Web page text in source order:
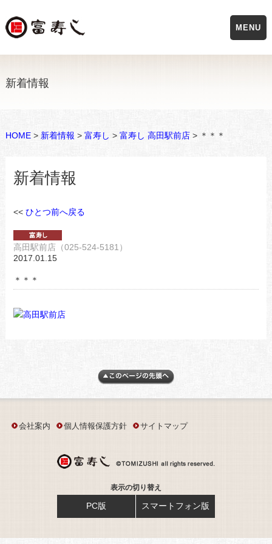
新着情報
HOME> 新着情報 > 富寿し > 富寿し 高田駅前店> ＊＊＊
新着情報
<< ひとつ前へ戻る
高田駅前店（025-524-5181）
2017.01.15
＊＊＊
会社案内 個人情報保護方針 サイトマップ
表示の切り替え
PC版 スマートフォン版
MENU